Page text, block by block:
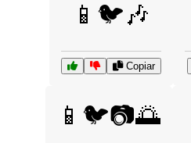
📱🐦🎶
Copiar
📱🐦📷🌅